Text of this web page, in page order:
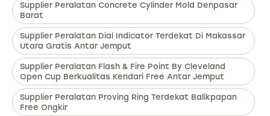
Supplier Peralatan Concrete Cylinder Mold Denpasar
Barat
Supplier Peralatan Dial Indicator Terdekat Di Makassar
Utara Gratis Antar Jemput
Supplier Peralatan Flash & Fire Point By Cleveland
Open Cup Berkualitas Kendari Free Antar Jemput
Supplier Peralatan Proving Ring Terdekat Balikpapan
Free Ongkir